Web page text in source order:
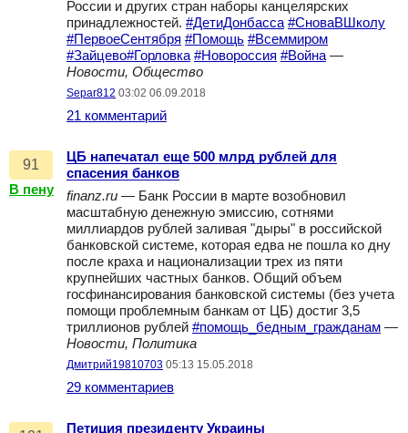
России и других стран наборы канцелярских
принадлежностей. #ДетиДонбасса #СноваВШколу
#ПервоеСентября #Помощь #Всеммиром
#Зайцево#Горловка #Новороссия #Война —
Новости, Общество
Separ812 03:02 06.09.2018
21 комментарий
91
В пену
ЦБ напечатал еще 500 млрд рублей для
спасения банков
finanz.ru — Банк России в марте возобновил
масштабную денежную эмиссию, сотнями
миллиардов рублей заливая "дыры" в российской
банковской системе, которая едва не пошла ко дну
после краха и национализации трех из пяти
крупнейших частных банков. Общий объем
госфинансирования банковской системы (без учета
помощи проблемным банкам от ЦБ) достиг 3,5
триллионов рублей #помощь_бедным_гражданам —
Новости, Политика
Дмитрий19810703 05:13 15.05.2018
29 комментариев
Петиция президенту Украины